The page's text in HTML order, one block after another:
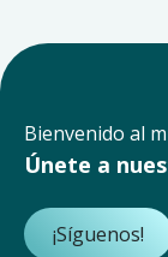
Bienvenido al
Únete a
¡Síguenos!